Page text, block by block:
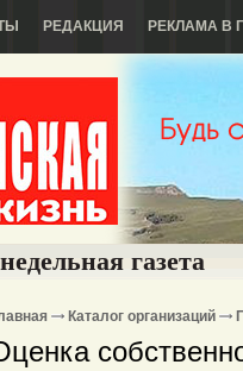
РЕДАКЦИЯ РЕКЛАМА В
газета
Каталог организаций